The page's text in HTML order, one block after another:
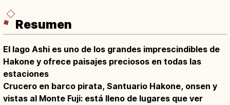
Resumen
El lago Ashi es uno de los grandes imprescindibles de
Hakone y ofrece paisajes preciosos en todas las
estaciones
Crucero en barco pirata, Santuario Hakone, onsen y
vistas al Monte Fuji: está lleno de lugares que ver